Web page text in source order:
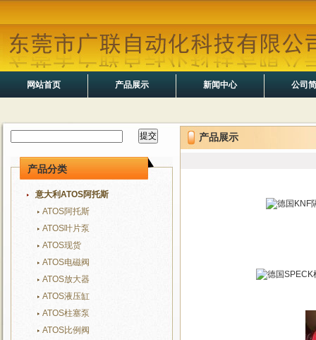
网站首页 产品展示 新闻中心 公司
产品分类
意大利ATOS阿托斯
ATOS阿托斯
ATOS叶片泵
ATOS现货
ATOS电磁阀
ATOS放大器
ATOS液压缸
ATOS柱塞泵
ATOS比例阀
产品展示